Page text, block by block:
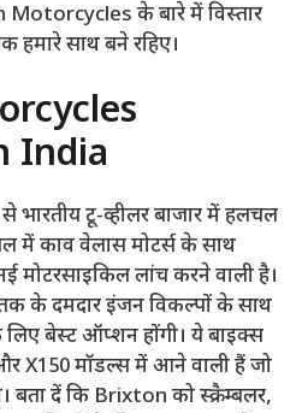
Motorcycles के बारे में विस्तार
हमारे साथ बने रहिए।
India
भारतीय टू-व्हीलर बाजार में हलचल
में काव वेलास मोटर्स के साथ
मोटरसाइकिल लांच करने वाली है।
के दमदार इंजन विकल्पों के साथ
लिए बेस्ट ऑप्शन होंगी। ये बाइक्स
X150 मॉडल्स में आने वाली हैं जो
बता दें कि Brixton को स्क्रैम्बलर,